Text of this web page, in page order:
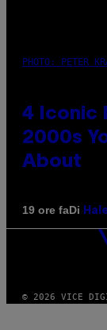
PHOTO: PETER
4 Iconic
2000s
About
19 ore faDi
© 2026 VICE